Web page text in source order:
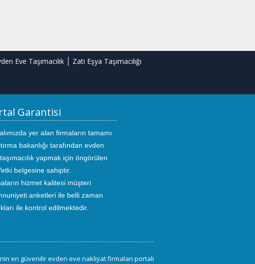
Eve Taşımacılık Zati Eşya Taşımacılığı
Garantisi
yer alan firmaların tamamı
bakanlığı tarafından evden
yapmak için öngörülen
belgesine sahiptir.
hizmet kalitesi müşteri
anketleri ile belli zaman
ile kontrol edilmektedir.
en güvenilir evden eve nakliyat firmaları portalı